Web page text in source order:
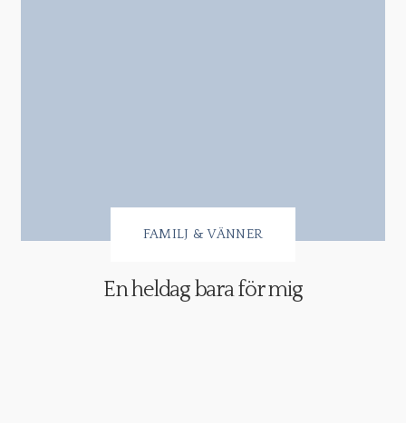
FAMILJ & VÄNNER
En heldag bara för mig